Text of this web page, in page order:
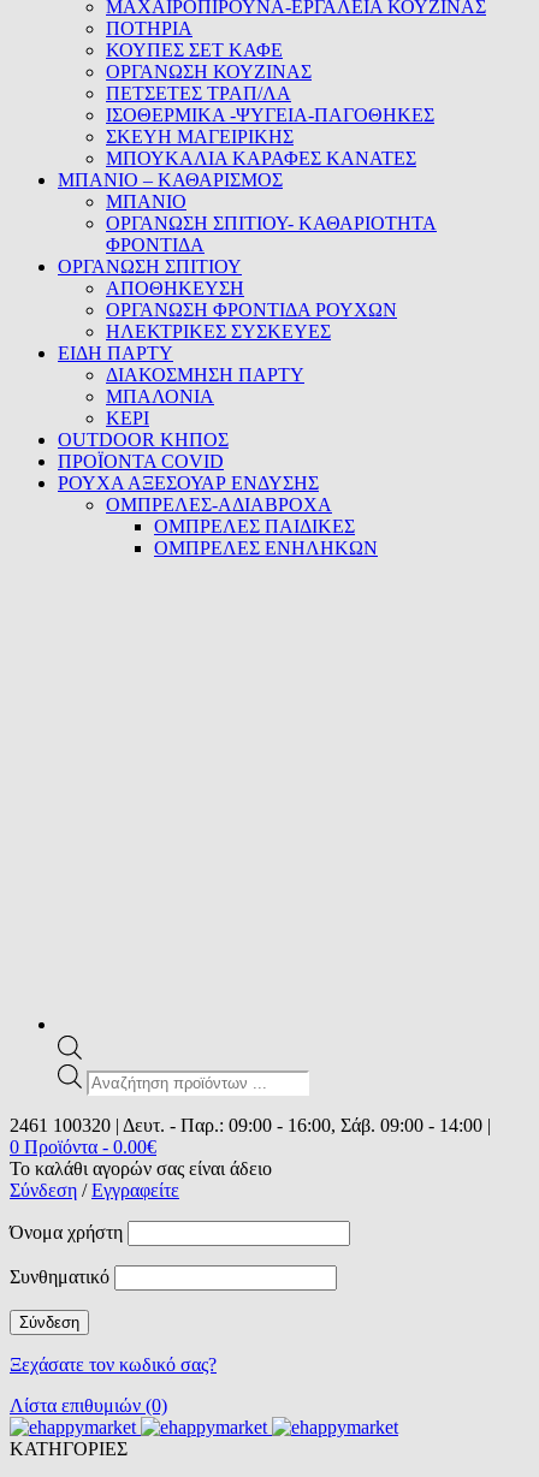
ΜΑΧΑΙΡΟΠΙΡΟΥΝΑ-ΕΡΓΑΛΕΙΑ ΚΟΥΖΙΝΑΣ
ΠΟΤΗΡΙΑ
ΚΟΥΠΕΣ ΣΕΤ ΚΑΦΕ
ΟΡΓΑΝΩΣΗ ΚΟΥΖΙΝΑΣ
ΠΕΤΣΕΤΕΣ ΤΡΑΠ/ΛΑ
ΙΣΟΘΕΡΜΙΚΑ -ΨΥΓΕΙΑ-ΠΑΓΟΘΗΚΕΣ
ΣΚΕΥΗ ΜΑΓΕΙΡΙΚΗΣ
ΜΠΟΥΚΑΛΙΑ ΚΑΡΑΦΕΣ ΚΑΝΑΤΕΣ
ΜΠΑΝΙΟ – ΚΑΘΑΡΙΣΜΟΣ
ΜΠΑΝΙΟ
ΟΡΓΑΝΩΣΗ ΣΠΙΤΙΟΥ- ΚΑΘΑΡΙΟΤΗΤΑ
ΦΡΟΝΤΙΔΑ
ΟΡΓΑΝΩΣΗ ΣΠΙΤΙΟΥ
ΑΠΟΘΗΚΕΥΣΗ
ΟΡΓΑΝΩΣΗ ΦΡΟΝΤΙΔΑ ΡΟΥΧΩΝ
ΗΛΕΚΤΡΙΚΕΣ ΣΥΣΚΕΥΕΣ
ΕΙΔΗ ΠΑΡΤΥ
ΔΙΑΚΟΣΜΗΣΗ ΠΑΡΤΥ
ΜΠΑΛΟΝΙΑ
ΚΕΡΙ
OUTDOOR ΚΗΠΟΣ
ΠΡΟΪΟΝΤΑ COVID
ΡΟΥΧΑ ΑΞΕΣΟΥΑΡ ΕΝΔΥΣΗΣ
ΟΜΠΡΕΛΕΣ-ΑΔΙΑΒΡΟΧΑ
ΟΜΠΡΕΛΕΣ ΠΑΙΔΙΚΕΣ
ΟΜΠΡΕΛΕΣ ΕΝΗΛΗΚΩΝ
Products
search
2461 100320 | Δευτ. - Παρ.: 09:00 - 16:00, Σάβ. 09:00 - 14:00 |
0 Προϊόντα - 0.00€
Το καλάθι αγορών σας είναι άδειο
Σύνδεση /Εγγραφείτε
Όνομα χρήστη
Συνθηματικό
Ξεχάσατε τον κωδικό σας?
Λίστα επιθυμιών (0)
ΚΑΤΗΓΟΡΙΕΣ